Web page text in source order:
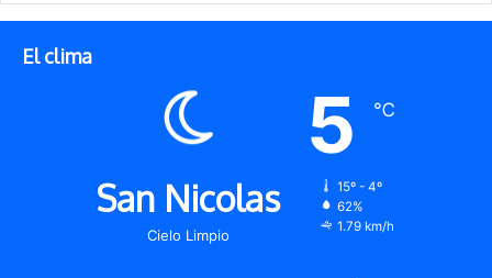
El clima
San Nicolas
Cielo Limpio
5 ℃
15º - 4º
62%
1.79 km/h